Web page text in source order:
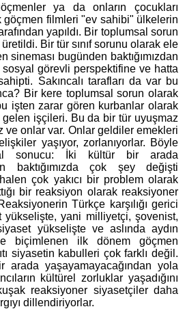
ya da onların çocukları
göçmen filmleri "ev sahibi" ülkelerin
yapıldı. Bir toplumsal sorun
Bir tür sınıf sorunu olarak ele
sineması bugünden baktığımızdan
görevli perspektifine ve hatta
Sakıncalı tarafları da var bu
Bir kere toplumsal sorun olarak
işten zarar gören kurbanlar olarak
gelen işçileri. Bu da bir tür uyuşmaz
ve onlar var. Onlar geldiler emekleri
yaşıyor, zorlanıyorlar. Böyle
sonucu: İki kültür bir arada
baktığımızda çok şey değişti
çok yakıcı bir problem olarak
bir reaksiyon olarak reaksiyoner
Türkçe karşılığı gerici
yükselişte, yani milliyetçi, şovenist,
yükselişte ve aslında aydın
biçimlenen ilk dönem göçmen
siyasetin kabulleri çok farklı değil.
yaşayamayacağından yola
kültürel zorluklar yaşadığını
reaksiyoner siyasetçiler daha
dillendiriyorlar.